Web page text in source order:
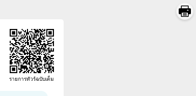
รายการทัวร์ฉบับเต็ม